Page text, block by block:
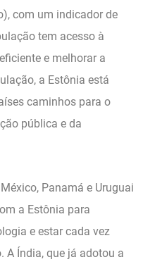
com um indicador de
tem acesso à
e melhorar a
a Estônia está
caminhos para o
pública e da
Panamá e Uruguai
a Estônia para
e estar cada vez
A Índia, que já adotou a